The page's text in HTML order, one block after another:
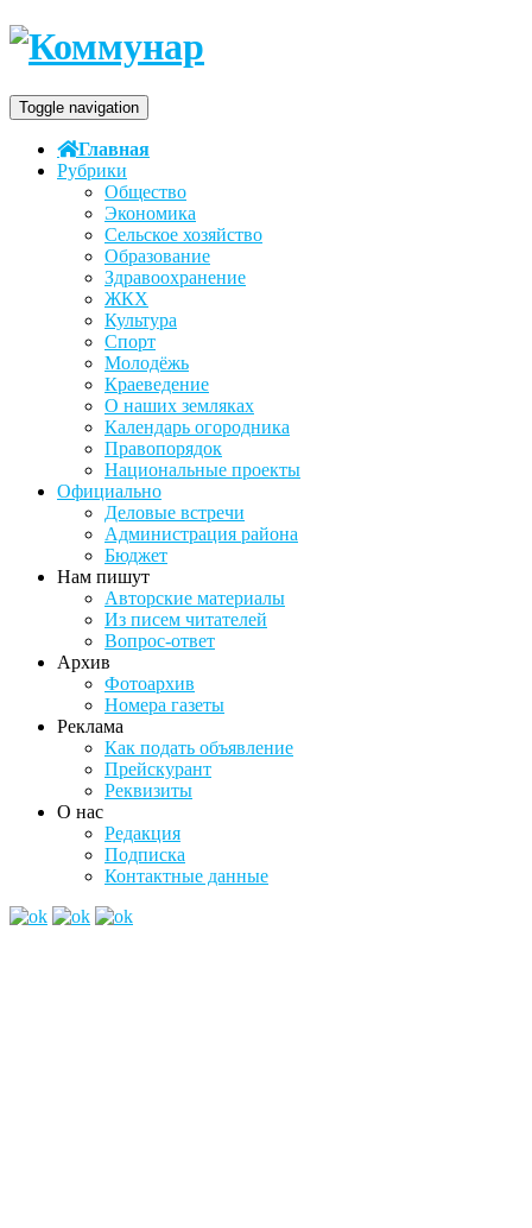
Toggle navigation
Главная
Рубрики
Общество
Экономика
Сельское хозяйство
Образование
Здравоохранение
ЖКХ
Культура
Спорт
Молодёжь
Краеведение
О наших земляках
Календарь огородника
Правопорядок
Национальные проекты
Официально
Деловые встречи
Администрация района
Бюджет
Нам пишут
Авторские материалы
Из писем читателей
Вопрос-ответ
Архив
Фотоархив
Номера газеты
Реклама
Как подать объявление
Прейскурант
Реквизиты
О нас
Редакция
Подписка
Контактные данные